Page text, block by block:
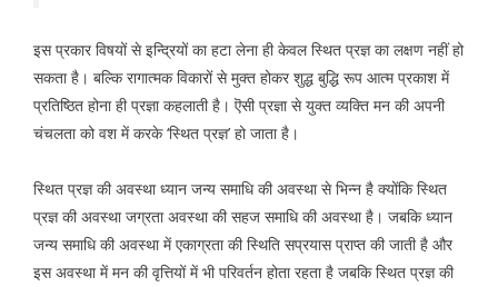
इस प्रकार विषयों से इन्द्रियों का हटा लेना ही केवल स्थित प्रज्ञ का लक्षण नहीं हो
सकता है। बल्कि रागात्मक विकारों से मुक्त होकर शुद्ध बुद्धि रूप आत्म प्रकाश में
प्रतिष्ठित होना ही प्रज्ञा कहलाती है। ऎसी प्रज्ञा से युक्त व्यक्ति मन की अपनी
चंचलता को वश में करके ‘स्थित प्रज्ञ’ हो जाता है।
स्थित प्रज्ञ की अवस्था ध्यान जन्य समाधि की अवस्था से भिन्न है क्योंकि स्थित
प्रज्ञ की अवस्था जग्रता अवस्था की सहज समाधि की अवस्था है। जबकि ध्यान
जन्य समाधि की अवस्था में एकाग्रता की स्थिति सप्रयास प्राप्त की जाती है और
इस अवस्था में मन की वृत्तियों में भी परिवर्तन होता रहता है जबकि स्थित प्रज्ञ की